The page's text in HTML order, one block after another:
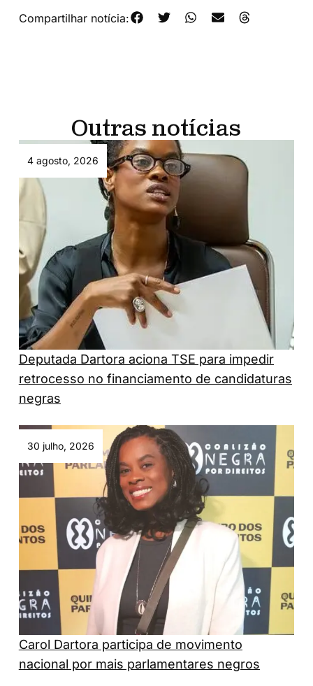
Compartilhar notícia:
Outras notícias
4 agosto, 2026
Deputada Dartora aciona TSE para impedir
retrocesso no financiamento de candidaturas
negras
30 julho, 2026
Carol Dartora participa de movimento
nacional por mais parlamentares negros